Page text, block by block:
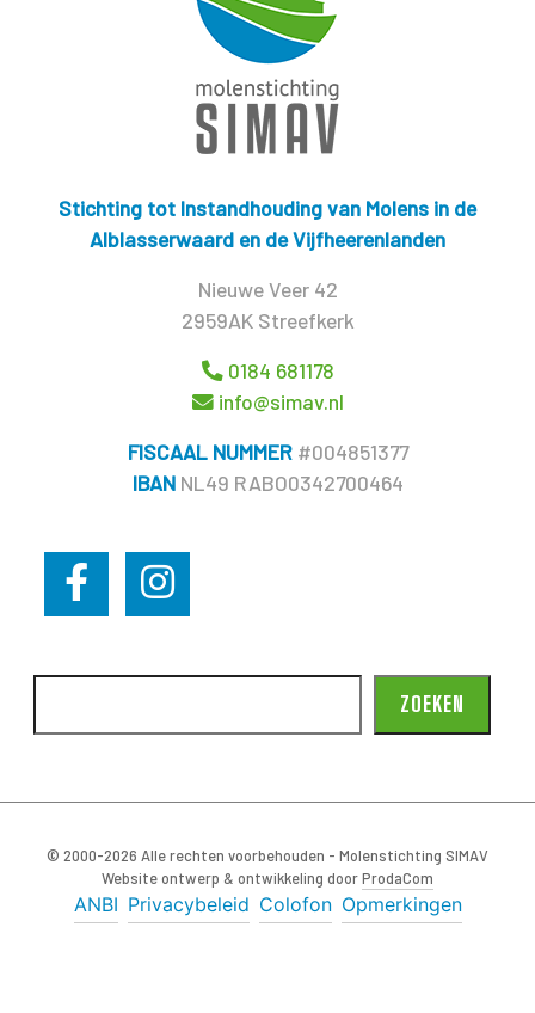
Stichting tot Instandhouding van Molens in de
Alblasserwaard en de Vijfheerenlanden
Nieuwe Veer 42
2959AK Streefkerk
0184 681178
info@simav.nl
FISCAAL NUMMER#004851377
IBAN NL49 RABO0342700464
ZOEKEN
© 2000-2026 Alle rechten voorbehouden - Molenstichting SIMAV
Website ontwerp & ontwikkeling doorProdaCom
ANBI Privacybeleid Colofon Opmerkingen